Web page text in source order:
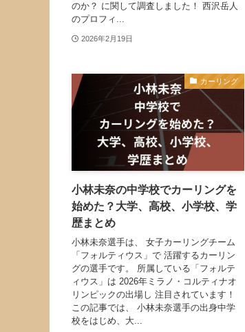
のか？ に関して調査しました！ 西沢岳人
のプロフィ...
2026年2月19日
カーリング
小林未奈の中学校でカーリングを
始めた？大学、高校、小学校、学
歴まとめ
小林未奈選手は、 女子カーリングチーム
「フォルティウス」で 活躍するカーリン
グの選手です。 所属している「フォルテ
ィウス」は 2026年ミラノ・コルティナオ
リンピックの出場し 注目されています！
この記事では、 小林未奈選手の出身中学
校をはじめ、大...